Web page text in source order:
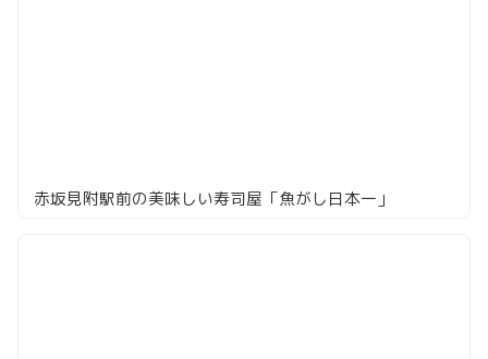
赤坂見附駅前の美味しい寿司屋「魚がし日本一」